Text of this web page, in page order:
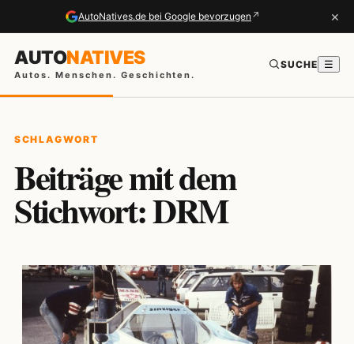
AutoNatives.de bei Google bevorzugen ↗ ×
AUTONATIVES
Autos. Menschen. Geschichten.
SUCHE ☰
SCHLAGWORT
Beiträge mit dem
Stichwort: DRM